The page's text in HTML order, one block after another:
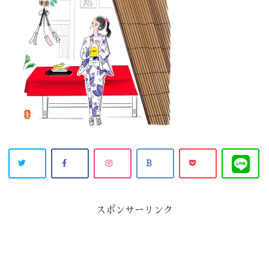
スポンサーリンク